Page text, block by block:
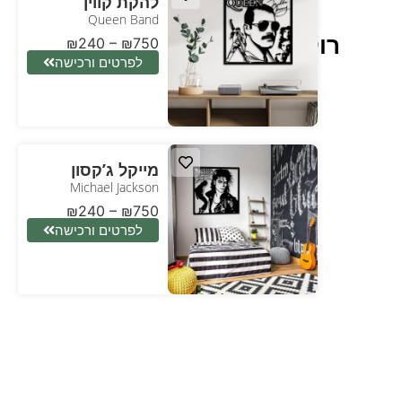
רוקנרול
Queen Band
₪240 – ₪750
לפרטים ורכישה
מייקל ג’קסון
Michael Jackson
₪240 – ₪750
לפרטים ורכישה